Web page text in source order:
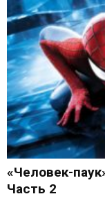
«Человек-
Часть 2